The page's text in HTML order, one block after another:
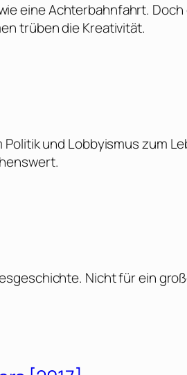
eine Achterbahnfahrt.
trüben die Kreativität.
und Lobbyismus zum
Nicht für ein